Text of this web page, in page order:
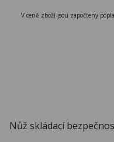
V ceně zboží jsou započteny
Nůž skládací